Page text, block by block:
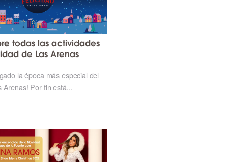
todas las actividades
de Las Arenas
la época más especial del
Arenas! Por fin está...